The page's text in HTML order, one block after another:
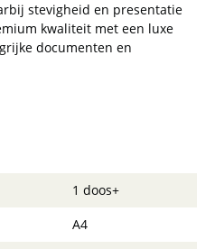
stevigheid en presentatie
kwaliteit met een luxe
documenten en
1 doos+
A4